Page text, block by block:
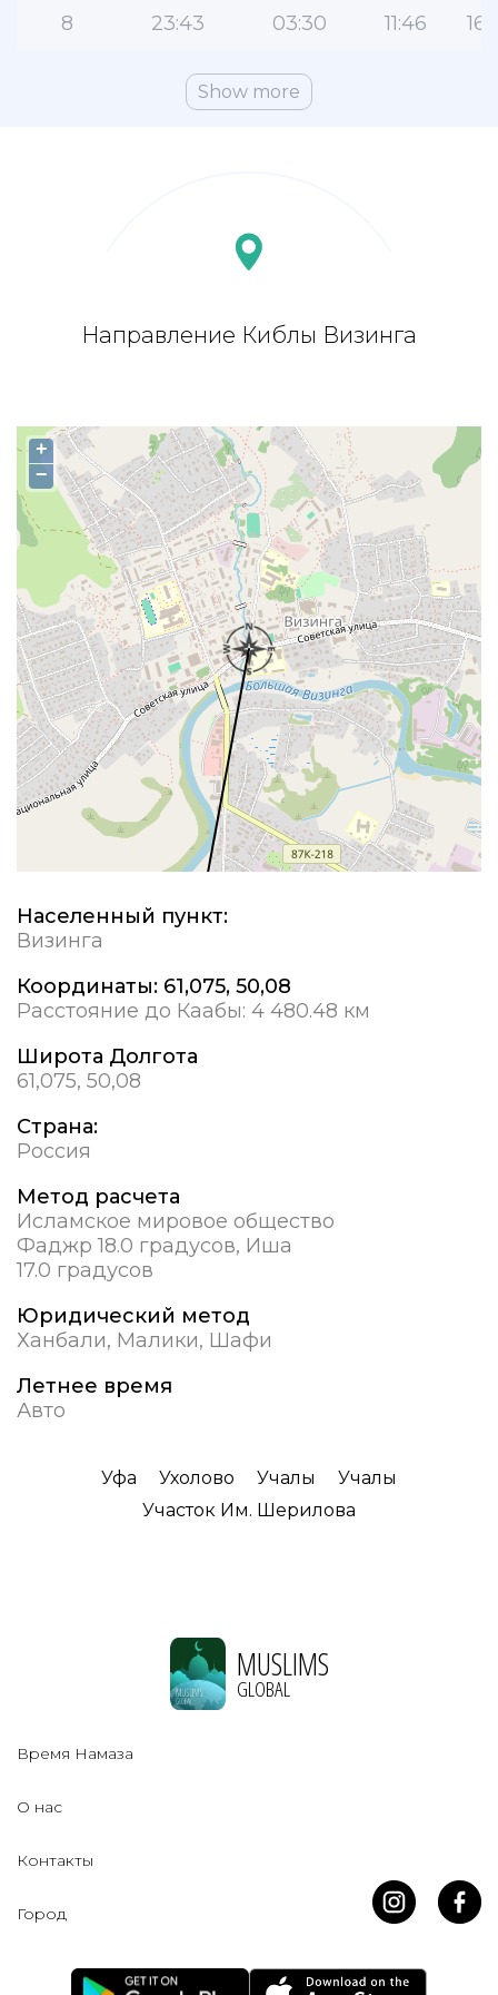
8 23:43 03:30 11:46
Show more
Направление Киблы Визинга
+
−
Населенный пункт:
Визинга
Координаты: 61,075, 50,08
Расстояние до Каабы: 4 480.48 км
Широта Долгота
61,075, 50,08
Страна:
Россия
Метод расчета
Исламское мировое общество
Фаджр 18.0 градусов, Иша
17.0 градусов
Юридический метод
Ханбали, Малики, Шафи
Летнее время
Авто
Уфа Ухолово Учалы
Учалы
Участок Им. Шерилова
MUSLIMS
GLOBAL
Время Намаза
О нас
Контакты
Город